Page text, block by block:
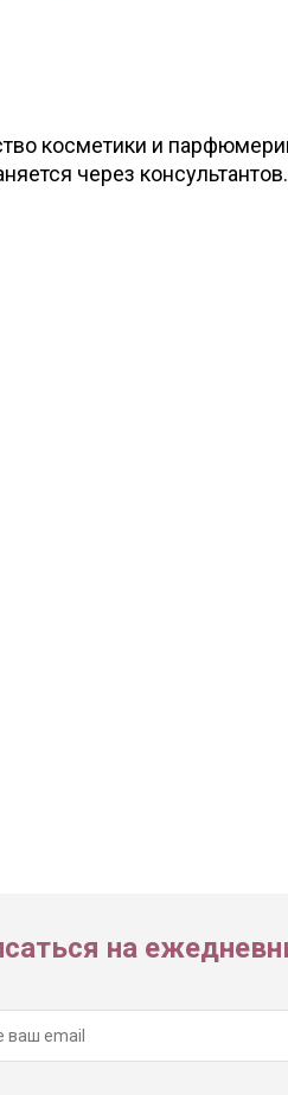
косметики и
через консультантов.
на